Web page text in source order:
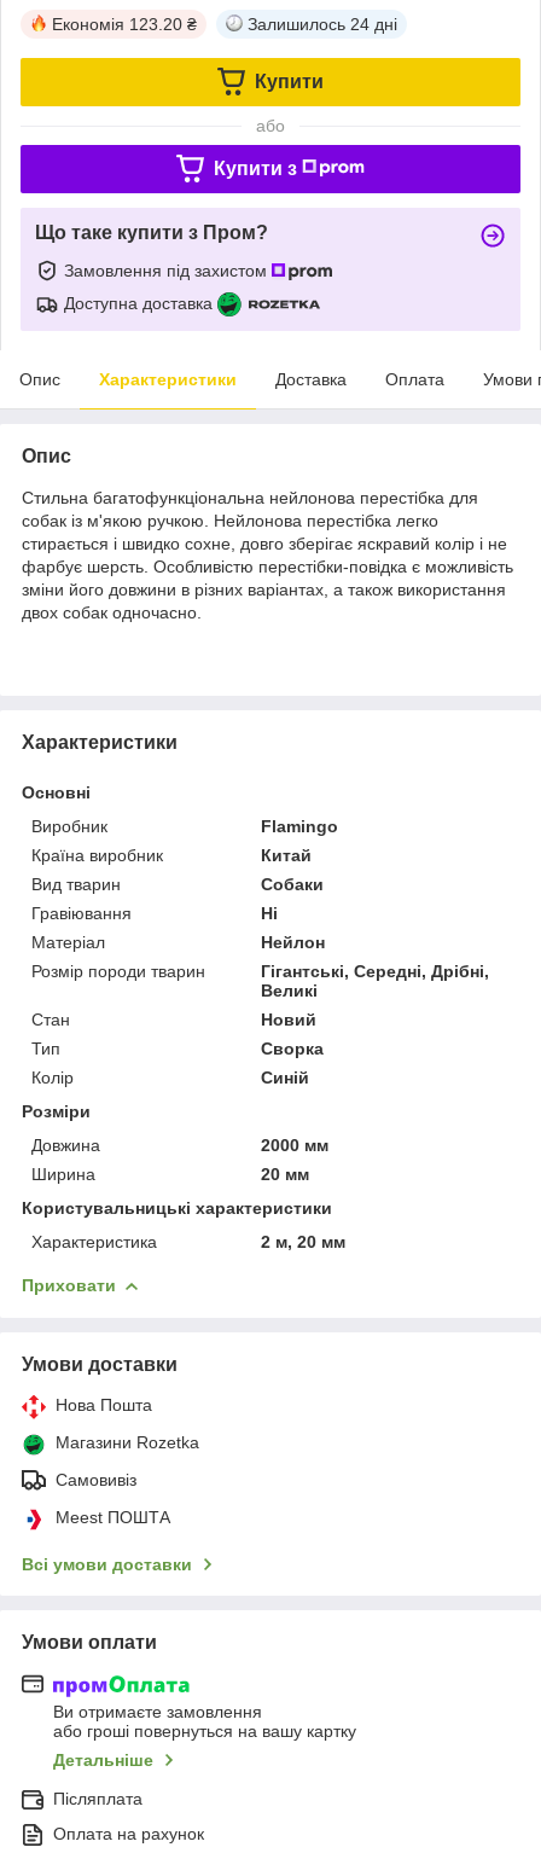
Економія 123.20 ₴ Залишилось 24 дні
Купити
або
Купити з
Що таке купити з Пром?
Замовлення під захистом
Доступна доставка
Опис Характеристики Доставка Оплата Умови
Опис
Стильна багатофункціональна нейлонова перестібка для
собак із м'якою ручкою. Нейлонова перестібка легко
стирається і швидко сохне, довго зберігає яскравий колір і не
фарбує шерсть. Особливістю перестібки-повідка є можливість
зміни його довжини в різних варіантах, а також використання
двох собак одночасно.
Характеристики
Основні
Виробник
Flamingo
Країна виробник
Китай
Вид тварин
Собаки
Гравіювання
Ні
Матеріал
Нейлон
Розмір породи тварин
Гігантські, Середні, Дрібні,
Великі
Стан
Новий
Тип
Сворка
Колір
Синій
Розміри
Довжина
2000 мм
Ширина
20 мм
Користувальницькі характеристики
Характеристика
2 м, 20 мм
Приховати
Умови доставки
Нова Пошта
Магазини Rozetka
Самовивіз
Meest ПОШТА
Всі умови доставки
Умови оплати
Ви отримаєте замовлення
або гроші повернуться на вашу картку
Детальніше
Післяплата
Оплата на рахунок